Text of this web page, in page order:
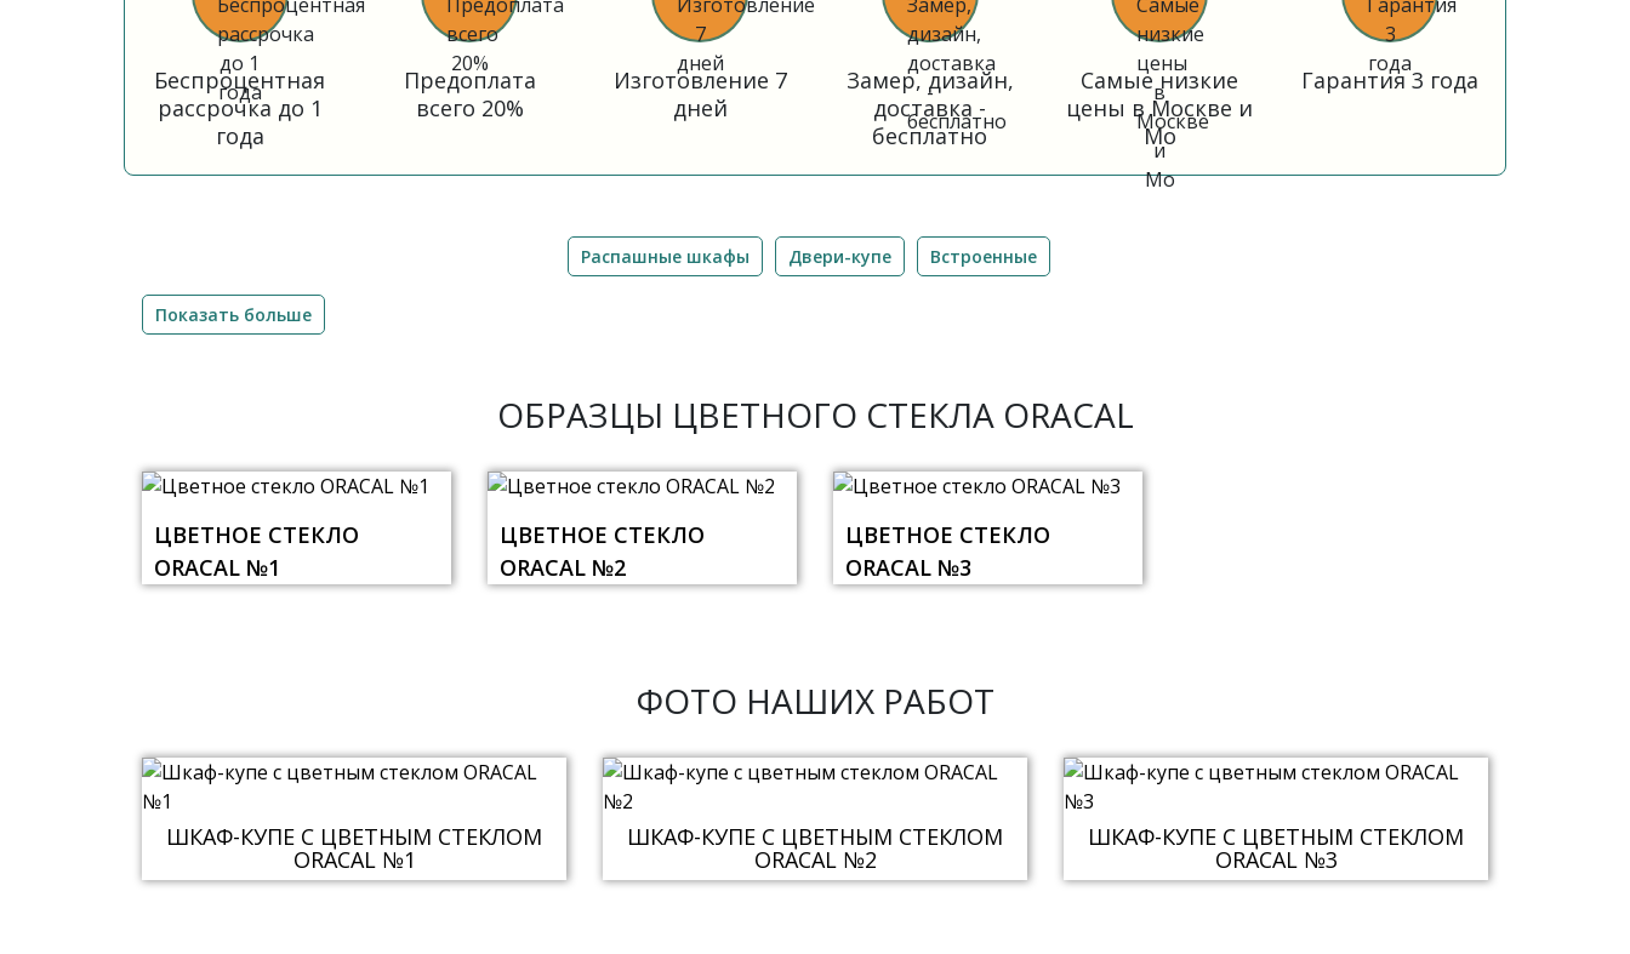
Беспроцентная
рассрочка до 1
года
Предоплата
всего 20%
Изготовление 7
дней
Замер, дизайн,
доставка -
бесплатно
Самые низкие
цены в Москве и
Мо
Гарантия 3 года
Распашные шкафы Двери-купе Встроенные
Показать больше
ОБРАЗЦЫ ЦВЕТНОГО СТЕКЛА ORACAL
ЦВЕТНОЕ СТЕКЛО
ORACAL №1
ЦВЕТНОЕ СТЕКЛО
ORACAL №2
ЦВЕТНОЕ СТЕКЛО
ORACAL №3
ФОТО НАШИХ РАБОТ
ШКАФ-КУПЕ С ЦВЕТНЫМ СТЕКЛОМ
ORACAL №1
ШКАФ-КУПЕ С ЦВЕТНЫМ СТЕКЛОМ
ORACAL №2
ШКАФ-КУПЕ С ЦВЕТНЫМ СТЕКЛОМ
ORACAL №3